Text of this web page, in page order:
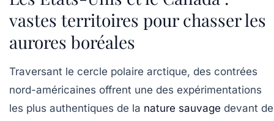
vastes territoires pour chasser les
aurores boréales
Traversant le cercle polaire arctique, des contrées
nord-américaines offrent une des expérimentations
les plus authentiques de la nature sauvage devant de